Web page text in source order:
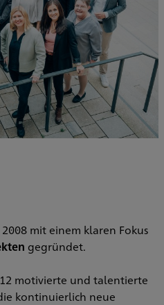
mit einem klaren Fokus
gegründet.
motivierte und talentierte
kontinuierlich neue